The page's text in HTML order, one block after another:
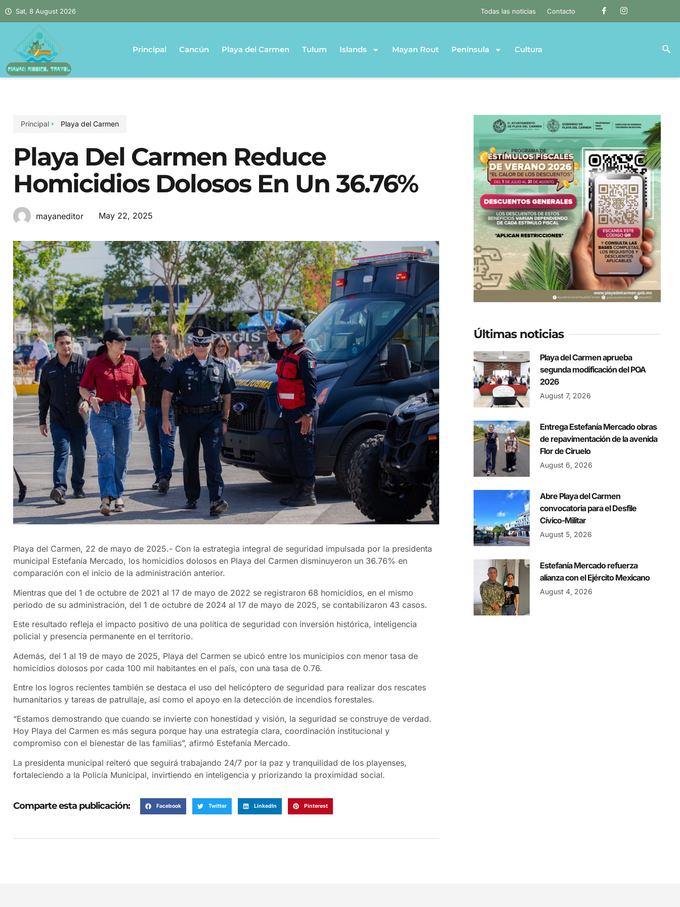
Sat, 8 August 2026 Todas las noticias Contacto
Principal Cancún Playa del Carmen Tulum Islands Mayan Rout Península Cultura
Principal Playa del Carmen
Playa Del Carmen Reduce
Homicidios Dolosos En Un 36.76%
mayaneditor May 22, 2025
Playa del Carmen, 22 de mayo de 2025.- Con la estrategia integral de seguridad impulsada por la presidenta
municipal Estefanía Mercado, los homicidios dolosos en Playa del Carmen disminuyeron un 36.76% en
comparación con el inicio de la administración anterior.
Mientras que del 1 de octubre de 2021 al 17 de mayo de 2022 se registraron 68 homicidios, en el mismo
periodo de su administración, del 1 de octubre de 2024 al 17 de mayo de 2025, se contabilizaron 43 casos.
Este resultado refleja el impacto positivo de una política de seguridad con inversión histórica, inteligencia
policial y presencia permanente en el territorio.
Además, del 1 al 19 de mayo de 2025, Playa del Carmen se ubicó entre los municipios con menor tasa de
homicidios dolosos por cada 100 mil habitantes en el país, con una tasa de 0.76.
Entre los logros recientes también se destaca el uso del helicóptero de seguridad para realizar dos rescates
humanitarios y tareas de patrullaje, así como el apoyo en la detección de incendios forestales.
“Estamos demostrando que cuando se invierte con honestidad y visión, la seguridad se construye de verdad.
Hoy Playa del Carmen es más segura porque hay una estrategia clara, coordinación institucional y
compromiso con el bienestar de las familias”, afirmó Estefanía Mercado.
La presidenta municipal reiteró que seguirá trabajando 24/7 por la paz y tranquilidad de los playenses,
fortaleciendo a la Policía Municipal, invirtiendo en inteligencia y priorizando la proximidad social.
Comparte esta publicación: Facebook Twitter LinkedIn Pinterest
Últimas noticias
Playa del Carmen aprueba
segunda modificación del POA
2026
August 7, 2026
Entrega Estefanía Mercado obras
de repavimentación de la avenida
Flor de Ciruelo
August 6, 2026
Abre Playa del Carmen
convocatoria para el Desfile
Cívico-Militar
August 5, 2026
Estefanía Mercado refuerza
alianza con el Ejército Mexicano
August 4, 2026